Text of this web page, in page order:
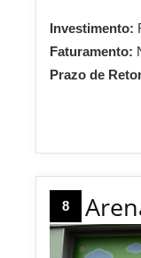
Investimento:
Faturamento:
Prazo de
8